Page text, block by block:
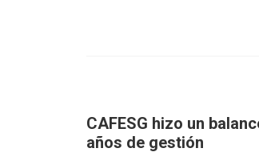
CAFESG hizo un
años de gestión